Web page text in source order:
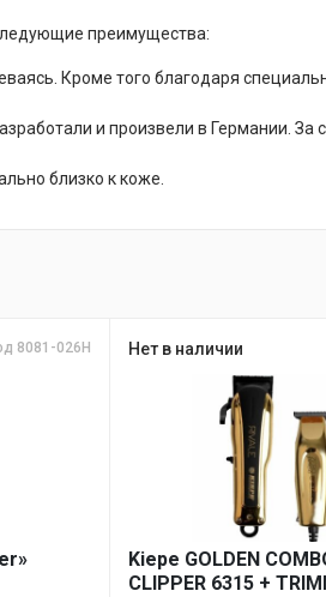
преимущества:
Кроме того благодаря
и произвели в Германии. За
близко к коже.
8081-026H Нет в наличии
Kiepe GOLDEN
CLIPPER 6315 +